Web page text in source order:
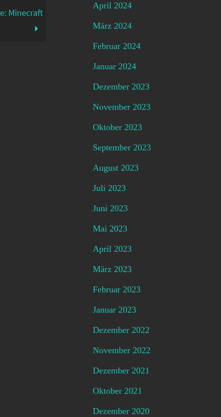
Minecraft
April 2024
März 2024
Februar 2024
Januar 2024
Dezember 2023
November 2023
Oktober 2023
September 2023
August 2023
Juli 2023
Juni 2023
Mai 2023
April 2023
März 2023
Februar 2023
Januar 2023
Dezember 2022
November 2022
Dezember 2021
Oktober 2021
Dezember 2020